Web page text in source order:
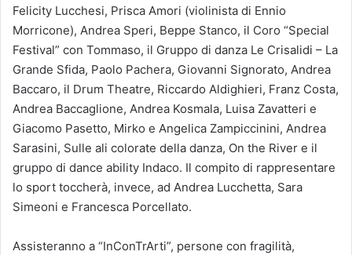
Felicity Lucchesi, Prisca Amori (violinista di Ennio
Morricone), Andrea Speri, Beppe Stanco, il Coro “Special
Festival” con Tommaso, il Gruppo di danza Le Crisalidi – La
Grande Sfida, Paolo Pachera, Giovanni Signorato, Andrea
Baccaro, il Drum Theatre, Riccardo Aldighieri, Franz Costa,
Andrea Baccaglione, Andrea Kosmala, Luisa Zavatteri e
Giacomo Pasetto, Mirko e Angelica Zampiccinini, Andrea
Sarasini, Sulle ali colorate della danza, On the River e il
gruppo di dance ability Indaco. Il compito di rappresentare
lo sport toccherà, invece, ad Andrea Lucchetta, Sara
Simeoni e Francesca Porcellato.
Assisteranno a “InConTrArti”, persone con fragilità,